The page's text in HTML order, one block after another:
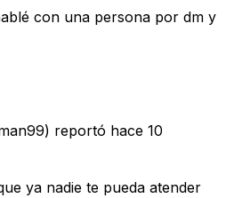
con una persona por dm y
reportó hace 10
ya nadie te pueda atender